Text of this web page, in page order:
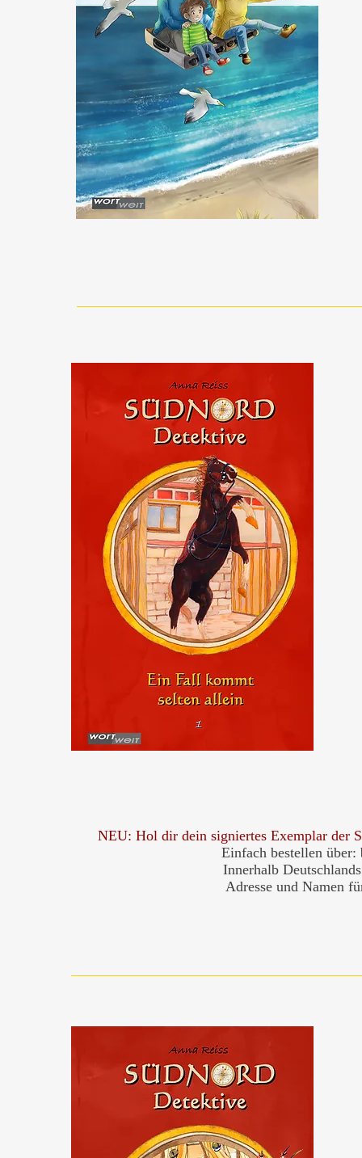
NEU: Hol dir dein signiertes Exemplar der
Einfach bestellen über:
Innerhalb
Adresse und Namen